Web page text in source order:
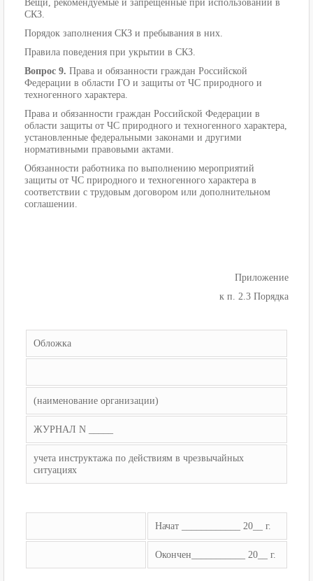
Вещи, рекомендуемые и запрещенные при использовании в
СКЗ.
Порядок заполнения СКЗ и пребывания в них.
Правила поведения при укрытии в СКЗ.
Вопрос 9. Права и обязанности граждан Российской
Федерации в области ГО и защиты от ЧС природного и
техногенного характера.
Права и обязанности граждан Российской Федерации в
области защиты от ЧС природного и техногенного характера,
установленные федеральными законами и другими
нормативными правовыми актами.
Обязанности работника по выполнению мероприятий
защиты от ЧС природного и техногенного характера в
соответствии с трудовым договором или дополнительном
соглашении.
Приложение
к п. 2.3 Порядка
Обложка
(наименование организации)
ЖУРНАЛ N _____
учета инструктажа по действиям в чрезвычайных
ситуациях
Начат ____________ 20__ г.
Окончен___________ 20__ г.